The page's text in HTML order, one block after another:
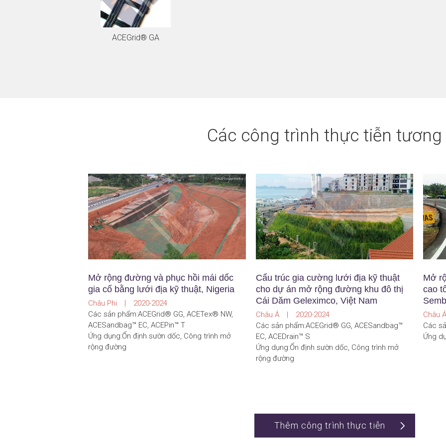
ACEGrid® GA
Các công trình thực tiễn
Mở rộng đường và phục hồi mái dốc
gia cố bằng lưới địa kỹ thuật, Nigeria
Châu Phi | 2020-2024
Các sản phẩm:ACEGrid® GG, ACETex® NW,
ACESandbag™ EC, ACEPin™ T
Ứng dụng:Ổn định sườn dốc, Công trình mở
rộng đường
Cấu trúc gia cường lưới địa kỹ thuật
cho dự án mở rộng đường khu đô thị
Cái Dăm Geleximco, Việt Nam
Châu Á | 2020-2024
Các sản phẩm:ACEGrid® GG, ACESandbag™
EC, ACEDrain™ S
Ứng dụng:Ổn định sườn dốc, Công trình mở
rộng đường
Mở
cao
Châu
Các
Ứng
Thêm công trình thực tiễn